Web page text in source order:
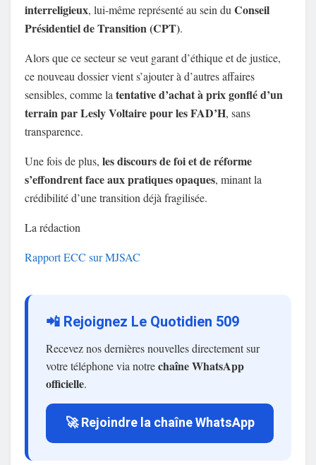
interreligieux, lui-même représenté au sein du Conseil
Présidentiel de Transition (CPT).
Alors que ce secteur se veut garant d’éthique et de justice,
ce nouveau dossier vient s’ajouter à d’autres affaires
sensibles, comme la tentative d’achat à prix gonflé d’un
terrain par Lesly Voltaire pour les FAD’H, sans
transparence.
Une fois de plus, les discours de foi et de réforme
s’effondrent face aux pratiques opaques, minant la
crédibilité d’une transition déjà fragilisée.
La rédaction
Rapport ECC sur MJSAC
📲 Rejoignez Le Quotidien 509
Recevez nos dernières nouvelles directement sur
votre téléphone via notrechaîne WhatsApp
officielle.
🚀 Rejoindre la chaîne WhatsApp